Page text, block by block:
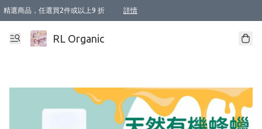
精選商品，任選買2件或以上9 折 詳情
XI周年優惠【新品自由選2件88折/3件85折】
XI周年優惠【Chakra 脈輪平衡自由選2件9折/3件85折/5件8折】
Florame 肌底自由選 2支9折 3支85折
XI周年優惠【蟲蟲退散 · 防衛結界﹞系列2件9折】
Sunki 任選2件95折
BIOFFICINA TOSCANA 任選2支9折 3支85折
Lamav 任選1件9折 2件85折
Mukti Organics 指定產品任選1件9折, 2件88折 3件85折
Intelligent Nutrients Skincare 任選2件9折
deodorant 任選2件88折
化妝品 任選2件95折
XI周年優惠【身心靈單品 任選2件9折/3件85折/5件8折】
XI周年優惠 【精油/香水 任選2件9折/3件85折/5件8折】
XI周年優惠【「關節到肌膚」全效養護 BODY OIL 組2件88折/3件85折】
XI周年優惠【夏日有機物理防曬套裝2件88折】
XI周年優惠【夏日潔面隨意選2件88折/3件85折】
XI周年優惠【逆齡奇蹟抗氧 11 自由選2件88折/3件85折/4件或以上8折】
新會員首次購物即享全單 95 折優惠！
成為VIP / VVIP 可享有生日月現金扣減獎賞優惠 !! 記得去賬户資料填上生日日期啦 !
選用順豐速運，滿$500 免運費
本地速遞 京東 送住宅/ 工商地址 $400 免運費
澳門訂單選用順豐速運，滿$800 免運費
RL Organic